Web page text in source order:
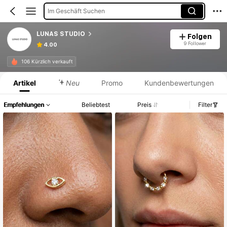
Im Geschäft Suchen
LUNAS STUDIO
4.00
Folgen
9 Follower
106 Kürzlich verkauft
Produktinformation: Preisangabe, Verkaufs- und Lagerbestandsdetails.
Artikel Neu Promo Kundenbewertungen
Empfehlungen Beliebtest Preis Filter